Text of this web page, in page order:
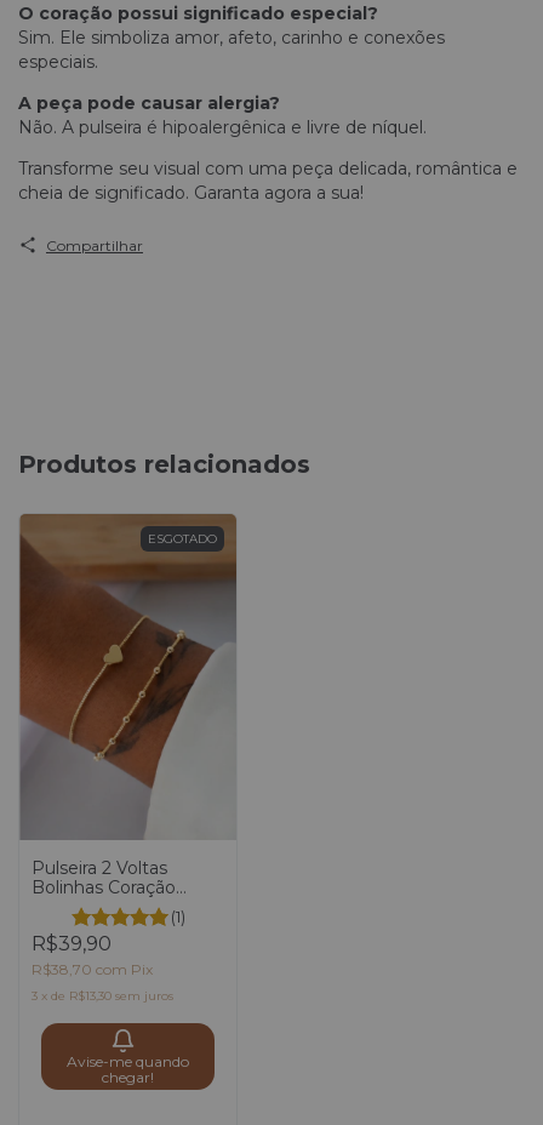
O coração possui significado especial?
Sim. Ele simboliza amor, afeto, carinho e conexões
especiais.
A peça pode causar alergia?
Não. A pulseira é hipoalergênica e livre de níquel.
Transforme seu visual com uma peça delicada, romântica e
cheia de significado. Garanta agora a sua!
Compartilhar
Produtos relacionados
ESGOTADO
Pulseira 2 Voltas
Bolinhas Coração
Dourado
(1)
R$39,90
R$38,70 com Pix
3 x de R$13,30 sem juros
Avise-me quando
chegar!